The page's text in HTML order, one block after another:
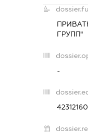
ГРУПП"
-
42312160